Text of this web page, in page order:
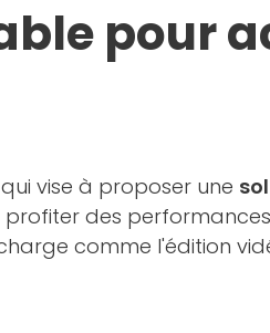
pour
vise à proposer une
profiter des
comme l'édition